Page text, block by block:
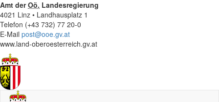
Amt derOö. Landesregierung
4021 Linz • Landhausplatz 1
Telefon (+43 732) 77 20-0
E-Mail post@ooe.gv.at
www.land-oberoesterreich.gv.at